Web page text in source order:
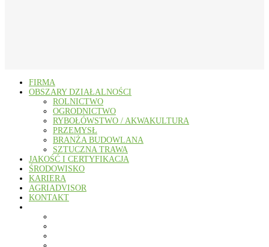
FIRMA
OBSZARY DZIAŁALNOŚCI
ROLNICTWO
OGRODNICTWO
RYBOŁÓWSTWO / AKWAKULTURA
PRZEMYSŁ
BRANŻA BUDOWLANA
SZTUCZNA TRAWA
JAKOŚĆ I CERTYFIKACJA
ŚRODOWISKO
KARIERA
AGRIADVISOR
KONTAKT